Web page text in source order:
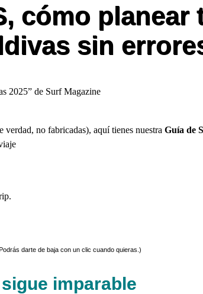
cómo planear
sin
verdad, no fabricadas), aquí tienes nuestra Guía de
darte de baja con un clic cuando quieras.)
sigue imparable